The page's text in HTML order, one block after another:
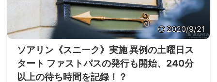
2020/9/21
ソアリン《スニーク》実施 異例の土曜日ス
タート ファストパスの発行も開始、240分
以上の待ち時間を記録！？